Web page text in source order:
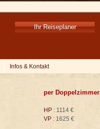
Ihr Reiseplaner
Infos & Kontakt
per Doppelzimmer
HP : 1114 €
VP : 1625 €